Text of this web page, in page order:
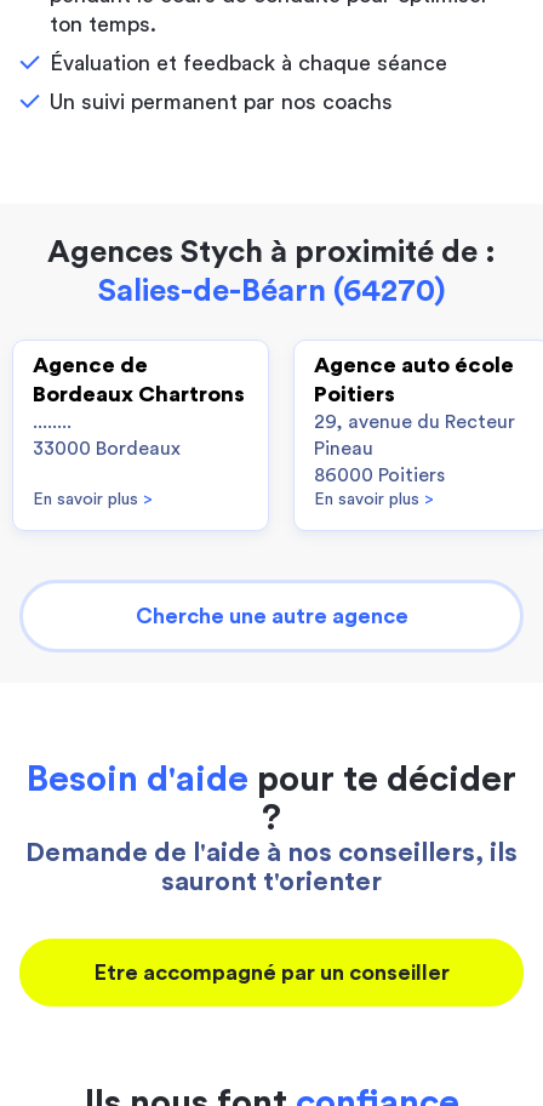
ton temps.
Évaluation et feedback à chaque séance
Un suivi permanent par nos coachs
Agences Stych à proximité de :
Salies-de-Béarn (64270)
Agence de
Bordeaux Chartrons
........
33000 Bordeaux
En savoir plus >
Agence auto école
Poitiers
29, avenue du Recteur
Pineau
86000 Poitiers
En savoir plus >
Cherche une autre agence
Besoin d'aide pour te décider
?
Demande de l'aide à nos conseillers, ils
sauront t'orienter
Etre accompagné par un conseiller